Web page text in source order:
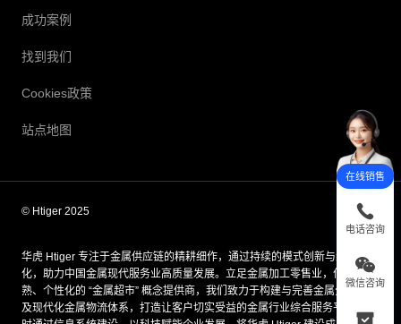
成功案例
找到我们
Cookies政策
站点地图
© Htiger 2025
华虎 Htiger 专注于金属供应链的精耕细作，通过持续的模式创新与组织优
化，助力中国金属现代服务业高质量发展。立足金属加工零售业，作为成
熟、个性化的 “金属超市” 概念提供商，我们致力于构建与完善金属分销网络
及现代化金属物流体系，打造让客户切实受益的金属行业综合服务平台；同
在线销售
电话咨询
微信咨询